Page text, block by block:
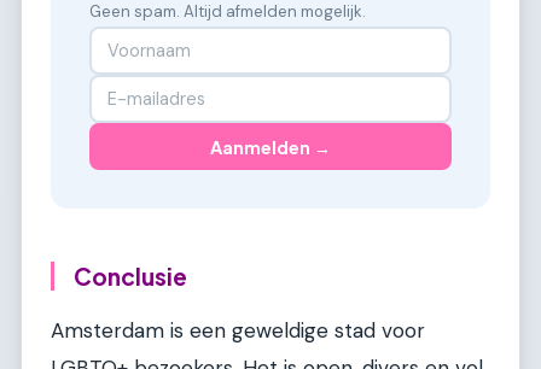
Geen spam. Altijd afmelden mogelijk.
Aanmelden →
Conclusie
Amsterdam is een geweldige stad voor